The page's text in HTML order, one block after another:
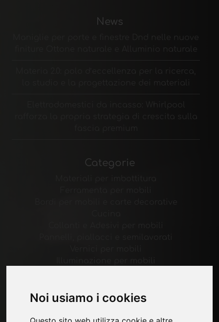
Noi usiamo i cookies
News
Categorie
Macchine e Software per l'industria del
Economia, News e Fiere